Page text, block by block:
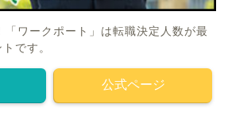
ワークポート」は転職決定人数が最
です。
公式ページ